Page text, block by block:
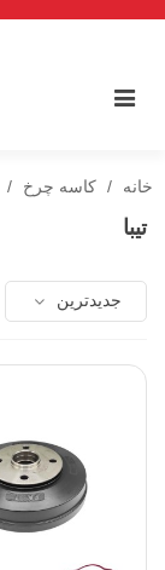
خانه / کاسه چرخ /
تیبا
جدیدترین